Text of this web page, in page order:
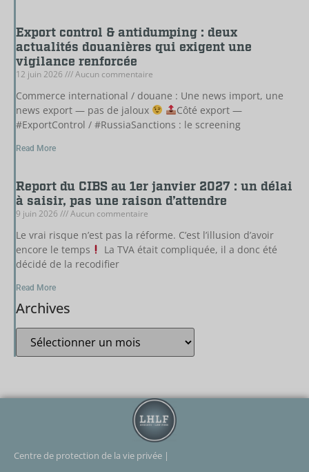
Export control & antidumping : deux
actualités douanières qui exigent une
vigilance renforcée
12 juin 2026 Aucun commentaire
Commerce international / douane : Une news import, une
news export — pas de jaloux
Côté export —
#ExportControl / #RussiaSanctions : le screening
Read More
Report du CIBS au 1er janvier 2027 : un délai
à saisir, pas une raison d’attendre
9 juin 2026 Aucun commentaire
Le vrai risque n’est pas la réforme. C’est l’illusion d’avoir
encore le temps
La TVA était compliquée, il a donc été
décidé de la recodifier
Read More
Archives
Centre de protection de la vie privée |